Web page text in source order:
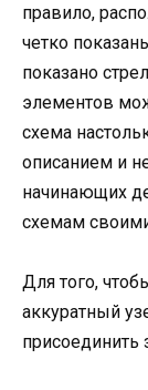
правило,
четко
показано
элементов
схема
описанием и
начинающих
схемам
Для того,
аккуратный
присоединить